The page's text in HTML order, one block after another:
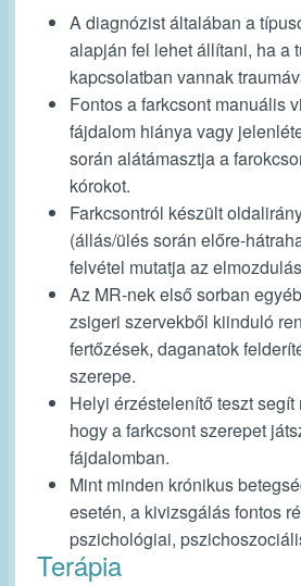
A diagnózist általában a
alapján fel lehet állítani, ha a
kapcsolatban vannak
Fontos a farkcsont manuális
fájdalom hiánya vagy
során alátámasztja a
kórokot.
Farkcsontról készült
(állás/ülés során előre-
felvétel mutatja az
Az MR-nek első sorban
zsigeri szervekből kiinduló
fertőzések, daganatok
szerepe.
Helyi érzéstelenítő teszt segít
hogy a farkcsont szerepet
fájdalomban.
Mint minden krónikus
esetén, a kivizsgálás fontos
pszichológiai,
Terápia